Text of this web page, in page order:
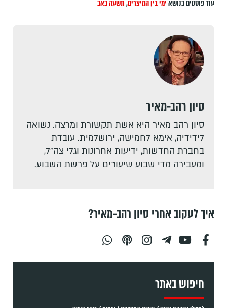
עוד פוסטים בנושאימי בין המיצרים,תשעה באב
סיון רהב-מאיר
סיון רהב מאיר היא אשת תקשורת ומרצה. נשואה
לידידיה, אימא לחמישה, ירושלמית. עובדת
בחברת החדשות, ידיעות אחרונות וגלי צה"ל,
ומעבירה מדי שבוע שיעורים על פרשת השבוע.
איך לעקוב אחרי סיון רהב-מאיר?
חיפוש באתר